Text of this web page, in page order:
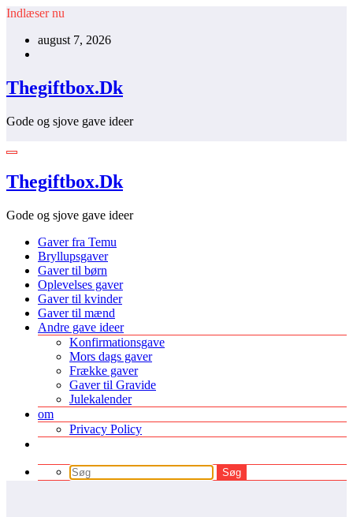
Videre
indhold
Indlæser nu
august 7, 2026
Thegiftbox.Dk
Gode og sjove gave ideer
Thegiftbox.Dk
Gode og sjove gave ideer
Gaver fra Temu
Bryllupsgaver
Gaver til børn
Oplevelses gaver
Gaver til kvinder
Gaver til mænd
Andre gave ideer
Konfirmationsgave
Mors dags gaver
Frække gaver
Gaver til Gravide
Julekalender
om
Privacy Policy